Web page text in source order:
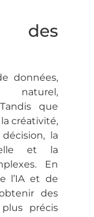
des
données,
naturel,
que
créativité,
la
et la
En
l’IA et de
des
précis